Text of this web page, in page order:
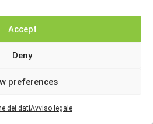
Accept
Deny
preferences
dei datiAvviso legale